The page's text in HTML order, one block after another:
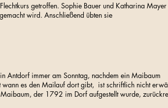
getroffen. Sophie Bauer und Katharina Mayer
wird. Anschließend übten sie
Antdorf immer am Sonntag, nachdem ein Maibaum
es den Mailauf dort gibt, ist schriftlich nicht
der 1792 im Dorf aufgestellt wurde,